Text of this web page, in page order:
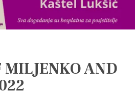
MILJENKO AND